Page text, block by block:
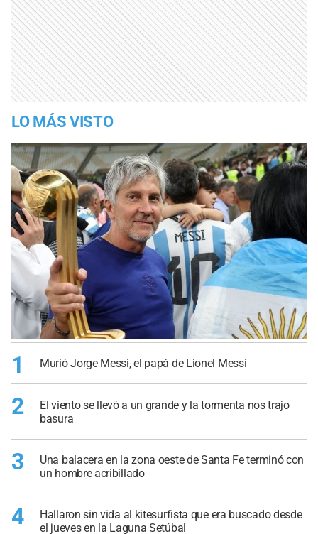
LO MÁS VISTO
1 Murió Jorge Messi, el papá de Lionel Messi
2
El viento se llevó a un grande y la tormenta nos trajo
basura
3
Una balacera en la zona oeste de Santa Fe terminó con
un hombre acribillado
4
Hallaron sin vida al kitesurfista que era buscado desde
el jueves en la Laguna Setúbal